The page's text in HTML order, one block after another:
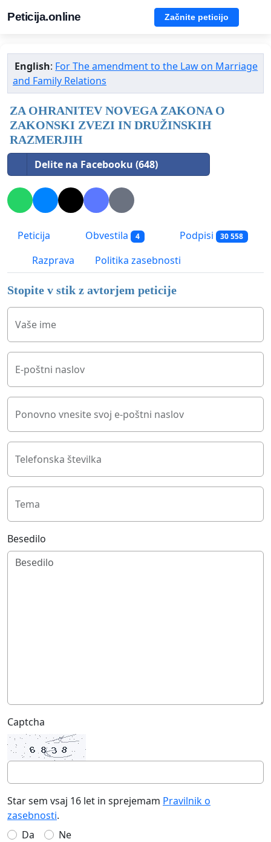
Peticija.online Začnite peticijo
English: For The amendment to the Law on Marriage
and Family Relations
ZA OHRANITEV NOVEGA ZAKONA O
ZAKONSKI ZVEZI IN DRUŽINSKIH
RAZMERJIH
Delite na Facebooku (648)
Peticija Obvestila 4 Podpisi 30 558
Razprava Politika zasebnosti
Stopite v stik z avtorjem peticije
Vaše ime
E-poštni naslov
Ponovno vnesite svoj e-poštni naslov
Telefonska številka
Tema
Besedilo
Captcha
Star sem vsaj 16 let in sprejemam Pravilnik o
zasebnosti.
Da
Ne